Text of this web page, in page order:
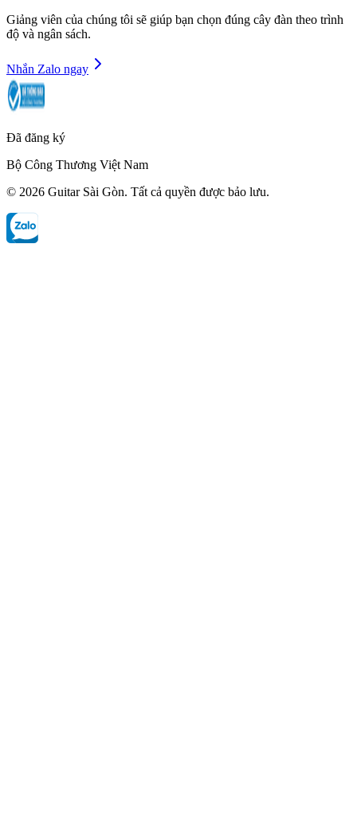
Giảng viên của chúng tôi sẽ giúp bạn chọn đúng cây đàn theo trình
độ và ngân sách.
Nhắn Zalo ngay
Đã đăng ký
Bộ Công Thương Việt Nam
© 2026 Guitar Sài Gòn. Tất cả quyền được bảo lưu.